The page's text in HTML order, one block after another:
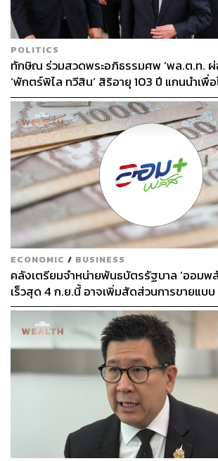
POLITICS
ทักษิณ ร่วมสวดพระอภิธรรมศพ ‘พล.ต.ท. ผ่
‘พักตร์พิไล ทวีสิน’ สิริอายุ 103 ปี แกนนำเพื่
หลากวงการร่วมอาลัย
ECONOMIC / BUSINESS
คลังเตรียมจำหน่ายพันธบัตรรัฐบาล ‘ออมพ
เร็วสุด 4 ก.ย.นี้ อาจเพิ่มสัดส่วนการขายแบ
First มากขึ้น